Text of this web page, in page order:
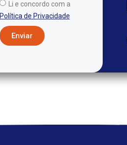
Li e concordo com a
Política de Privacidade
Enviar